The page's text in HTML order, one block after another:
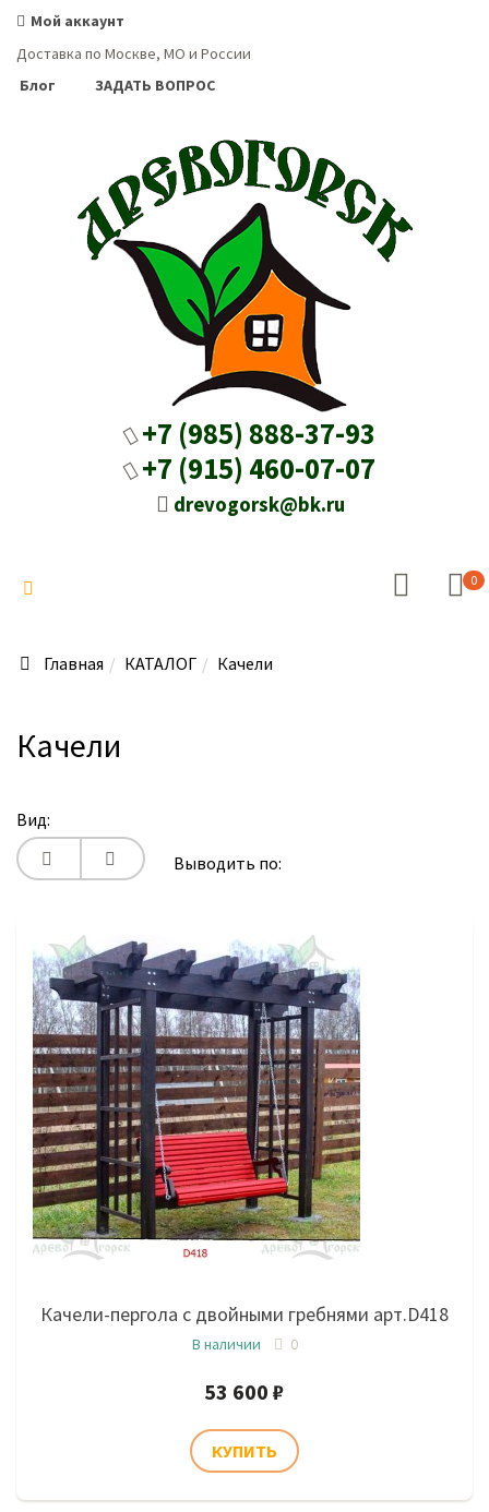
Мой аккаунт
Доставка по Москве, МО и России
Блог
ЗАДАТЬ ВОПРОС
+7 (985) 888-37-93
+7 (915) 460-07-07
drevogorsk@bk.ru
0
Главная КАТАЛОГ Качели
Качели
Вид:
Выводить по:
Качели-пергола с двойными гребнями арт.D418
В наличии 0
53 600 ₽